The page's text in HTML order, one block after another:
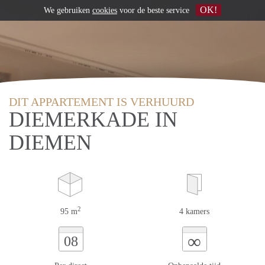
DIT APPARTEMENT IS VERHUURD
DIEMERKADE IN
DIEMEN
95 m2 4 kamers
08 ∞
We gebruiken cookies voor de beste service OK!